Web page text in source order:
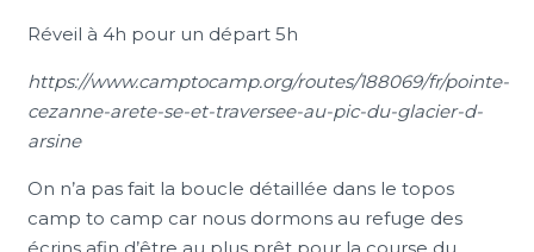
Réveil à 4h pour un départ 5h
https://www.camptocamp.org/routes/188069/fr/pointe-
cezanne-arete-se-et-traversee-au-pic-du-glacier-d-
arsine
On n’a pas fait la boucle détaillée dans le topos
camp to camp car nous dormons au refuge des